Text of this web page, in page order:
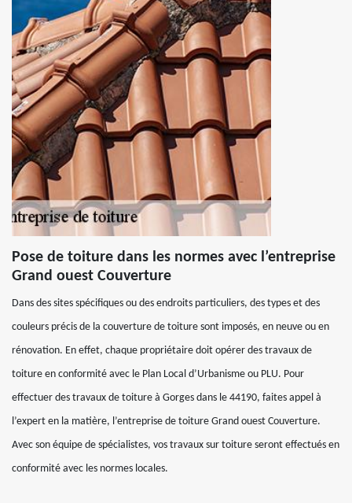
Pose de toiture dans les normes avec l’entreprise
Grand ouest Couverture
Dans des sites spécifiques ou des endroits particuliers, des types et des
couleurs précis de la couverture de toiture sont imposés, en neuve ou en
rénovation. En effet, chaque propriétaire doit opérer des travaux de
toiture en conformité avec le Plan Local d’Urbanisme ou PLU. Pour
effectuer des travaux de toiture à Gorges dans le 44190, faites appel à
l’expert en la matière, l’entreprise de toiture Grand ouest Couverture.
Avec son équipe de spécialistes, vos travaux sur toiture seront effectués en
conformité avec les normes locales.